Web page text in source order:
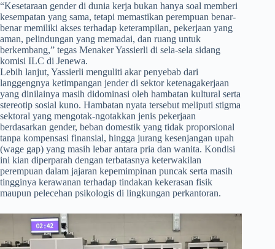
​“Kesetaraan gender di dunia kerja bukan hanya soal memberi
kesempatan yang sama, tetapi memastikan perempuan benar-
benar memiliki akses terhadap keterampilan, pekerjaan yang
aman, pelindungan yang memadai, dan ruang untuk
berkembang,” tegas Menaker Yassierli di sela-sela sidang
komisi ILC di Jenewa.
Lebih lanjut, Yassierli menguliti akar penyebab dari
langgengnya ketimpangan jender di sektor ketenagakerjaan
yang dinilainya masih didominasi oleh hambatan kultural serta
stereotip sosial kuno. Hambatan nyata tersebut meliputi stigma
sektoral yang mengotak-ngotakkan jenis pekerjaan
berdasarkan gender, beban domestik yang tidak proporsional
tanpa kompensasi finansial, hingga jurang kesenjangan upah
(wage gap) yang masih lebar antara pria dan wanita. Kondisi
ini kian diperparah dengan terbatasnya keterwakilan
perempuan dalam jajaran kepemimpinan puncak serta masih
tingginya kerawanan terhadap tindakan kekerasan fisik
maupun pelecehan psikologis di lingkungan perkantoran.